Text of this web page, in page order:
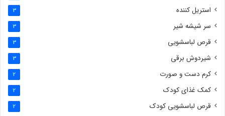
استریل کننده 3
سر شیشه شیر 3
قرص لباسشویی 3
شیردوش برقی 3
کرم دست و صورت 2
کمک غذای کودک 2
قرص لباسشویی کودک 2